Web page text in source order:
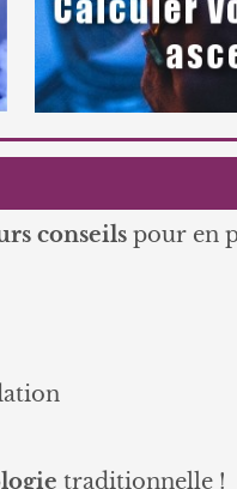
conseilspour en
traditionnelle !